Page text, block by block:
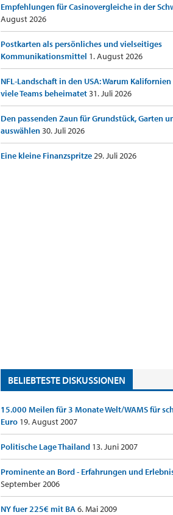
Empfehlungen für Casinovergleiche in der
August 2026
Postkarten als persönliches und vielseitiges
Kommunikationsmittel 1. August 2026
NFL-Landschaft in den USA: Warum
viele Teams beheimatet31. Juli 2026
Den passenden Zaun für Grundstück, Garten
auswählen30. Juli 2026
Eine kleine Finanzspritze29. Juli 2026
BELIEBTESTE DISKUSSIONEN
15.000 Meilen für 3 Monate Welt/WAMS für
Euro 19. August 2007
Politische Lage Thailand 13. Juni 2007
Prominente an Bord - Erfahrungen und
September 2006
NY fuer 225€ mit BA6. Mai 2009